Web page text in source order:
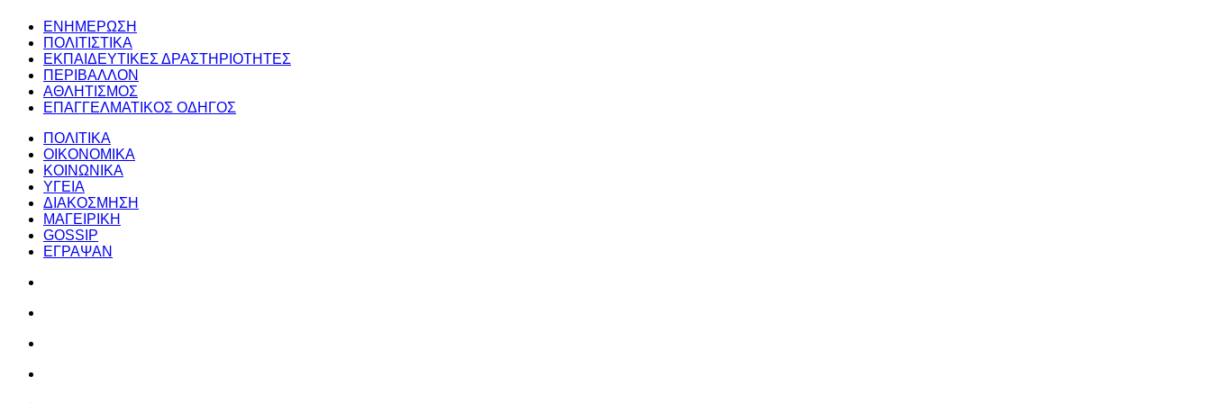
ΕΝΗΜΕΡΩΣΗ
ΠΟΛΙΤΙΣΤΙΚΑ
ΕΚΠΑΙΔΕΥΤΙΚΕΣ ΔΡΑΣΤΗΡΙΟΤΗΤΕΣ
ΠΕΡΙΒΑΛΛΟΝ
ΑΘΛΗΤΙΣΜΟΣ
ΕΠΑΓΓΕΛΜΑΤΙΚΟΣ ΟΔΗΓΟΣ
ΠΟΛΙΤΙΚΑ
ΟΙΚΟΝΟΜΙΚΑ
ΚΟΙΝΩΝΙΚΑ
ΥΓΕΙΑ
ΔΙΑΚΟΣΜΗΣΗ
ΜΑΓΕΙΡΙΚΗ
GOSSIP
ΕΓΡΑΨΑΝ